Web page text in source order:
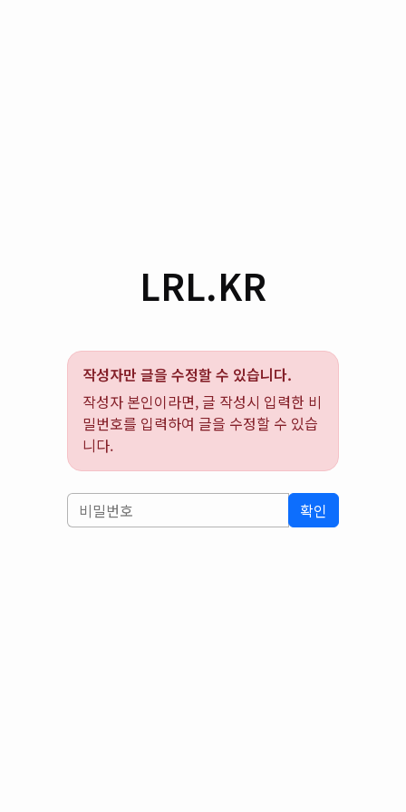
LRL.KR
작성자만 글을 수정할 수 있습니다.
작성자 본인이라면, 글 작성시 입력한 비
밀번호를 입력하여 글을 수정할 수 있습
니다.
확인